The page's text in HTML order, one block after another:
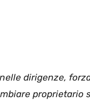
dirigenze,
proprietario